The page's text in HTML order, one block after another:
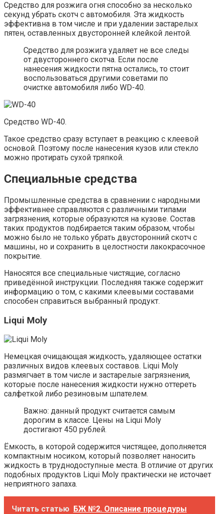
Средство для розжига огня способно за несколько
секунд убрать скотч с автомобиля. Эта жидкость
эффективна в том числе и при удалении застарелых
пятен, оставленных двусторонней клейкой лентой.
Средство для розжига удаляет не все следы
от двустороннего скотча. Если после
нанесения жидкости пятна остались, то стоит
воспользоваться другими советами по
очистке автомобиля либо WD-40.
Средство WD-40.
Такое средство сразу вступает в реакцию с клеевой
основой. Поэтому после нанесения кузов или стекло
можно протирать сухой тряпкой.
Специальные средства
Промышленные средства в сравнении с народными
эффективнее справляются с различными типами
загрязнения, которые образуются на кузове. Состав
таких продуктов подбирается таким образом, чтобы
можно было не только убрать двусторонний скотч с
машины, но и сохранить в целостности лакокрасочное
покрытие.
Наносятся все специальные чистящие, согласно
приведённой инструкции. Последняя также содержит
информацию о том, с какими клеевыми составами
способен справиться выбранный продукт.
Liqui Moly
Немецкая очищающая жидкость, удаляющее остатки
различных видов клеевых составов. Liqui Moly
размягчает в том числе и застарелые загрязнения,
которые после нанесения жидкости нужно оттереть
салфеткой либо резиновым шпателем.
Важно: данный продукт считается самым
дорогим в классе. Цены на Liqui Moly
достигают 450 рублей.
Ёмкость, в которой содержится чистящее, дополняется
компактным носиком, который позволяет наносить
жидкость в труднодоступные места. В отличие от других
подобных продуктов Liqui Moly практически не источает
неприятного запаха.
Читать статью БЖ №2. Описание процедуры